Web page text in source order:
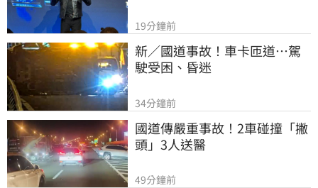
19分鐘前
新／國道事故！車卡匝道…駕
駛受困、昏迷
34分鐘前
國道傳嚴重事故！2車碰撞「撇
頭」3人送醫
49分鐘前